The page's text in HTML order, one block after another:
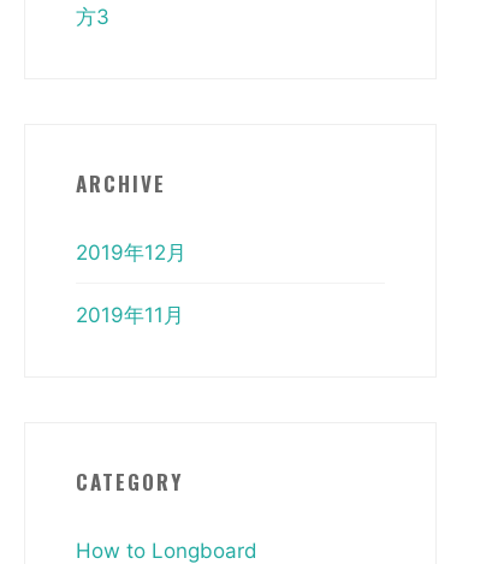
方3
ARCHIVE
2019年12月
2019年11月
CATEGORY
How to Longboard